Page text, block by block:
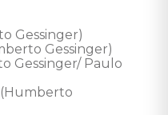
Gessinger)
Gessinger)
Gessinger/ Paulo
(Humberto